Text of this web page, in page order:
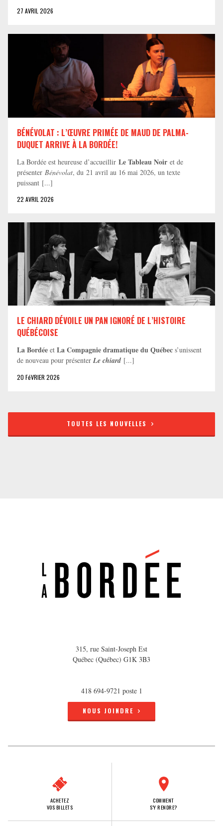
27 AVRIL 2026
BÉNÉVOLAT : L’ŒUVRE PRIMÉE DE MAUD DE PALMA-
DUQUET ARRIVE À LA BORDÉE!
La Bordée est heureuse d’accueillir Le Tableau Noir et de
présenter Bénévolat, du 21 avril au 16 mai 2026, un texte
puissant [...]
22 AVRIL 2026
LE CHIARD DÉVOILE UN PAN IGNORÉ DE L’HISTOIRE
QUÉBÉCOISE
La Bordée et La Compagnie dramatique du Québec s’unissent
de nouveau pour présenter Le chiard [...]
20 FéVRIER 2026
TOUTES LES NOUVELLES
315, rue Saint-Joseph Est
Québec (Québec) G1K 3B3
418 694-9721 poste 1
NOUS JOINDRE
ACHETEZ
VOS BILLETS
COMMENT
S'Y RENDRE?